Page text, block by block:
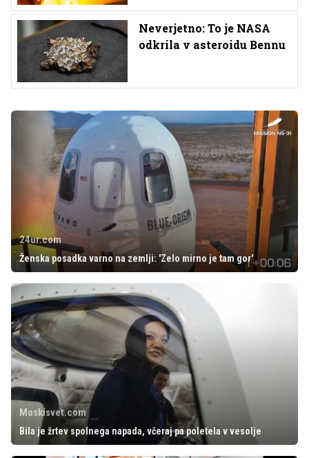
Neverjetno: To je NASA
odkrila v asteroidu Bennu
24ur.com
Ženska posadka varno na zemlji: 'Zelo mirno je tam gor'
Moskisvet.com
Bila je žrtev spolnega napada, včeraj pa poletela v vesolje